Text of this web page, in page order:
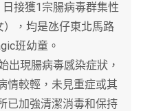
接獲1宗腸病毒群集性
，均是氹仔東北馬路
班幼童。
現腸病毒感染症狀，
情較輕，未見重症或其
已加強清潔消毒和保持